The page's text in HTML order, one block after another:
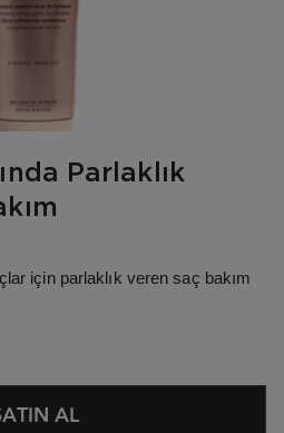
Parlaklık
için parlaklık veren saç bakım
AL